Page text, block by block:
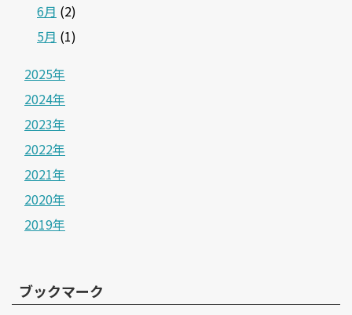
6月 (2)
5月 (1)
2025年
2024年
2023年
2022年
2021年
2020年
2019年
ブックマーク